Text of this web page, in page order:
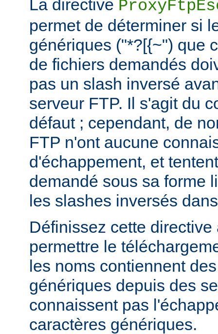
La directive
permet de déterminer si
génériques ("*?[{~") que
de fichiers demandés
pas un slash inversé
serveur FTP. Il s'agit du
défaut ; cependant, de
FTP n'ont aucune
d'échappement, et
demandé sous sa forme
les slashes inversés
Définissez cette directive
permettre le
les noms contiennent
génériques depuis des
connaissent pas
caractères génériques.